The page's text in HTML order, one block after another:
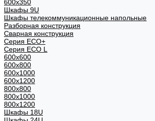
600x350
Шкафы 9U
Шкафы телекоммуникационные напольные
Разборная конструкция
Сварная конструкция
Серия ECO+
Серия ECO L
600x600
600x800
600х1000
600х1200
800x800
800х1000
800х1200
Шкафы 18U